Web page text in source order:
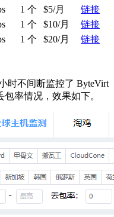
1 个 $5/月
链接
1 个 $10/月
链接
1 个 $20/月 链接
时不间断监控了 ByteVirt
率情况，效果如下。